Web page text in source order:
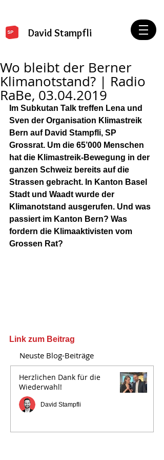
David Stampfli
Wo bleibt der Berner
Klimanotstand? | Radio
RaBe, 03.04.2019
Im Subkutan Talk treffen Lena und
Sven der Organisation Klimastreik
Bern auf David Stampfli, SP
Grossrat. Um die 65’000 Menschen
hat die Klimastreik-Bewegung in der
ganzen Schweiz bereits auf die
Strassen gebracht. In Kanton Basel
Stadt und Waadt wurde der
Klimanotstand ausgerufen. Und was
passiert im Kanton Bern? Was
fordern die Klimaaktivisten vom
Grossen Rat?
Link zum Beitrag
Neuste Blog-Beiträge
Herzlichen Dank für die
Wiederwahl!
David Stampfli